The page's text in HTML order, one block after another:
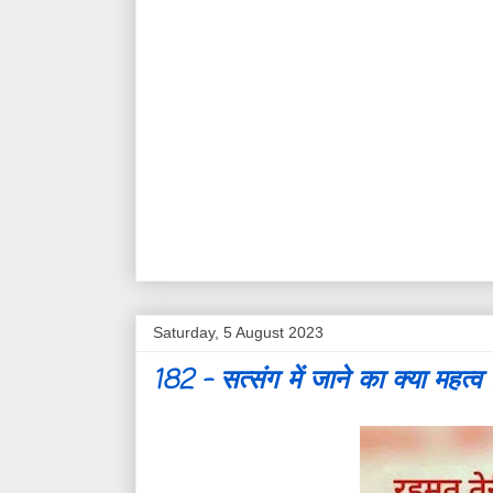
Saturday, 5 August 2023
182 - सत्संग में जाने का क्या